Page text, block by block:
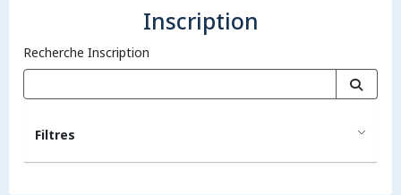
Inscription
Recherche Inscription
Filtres